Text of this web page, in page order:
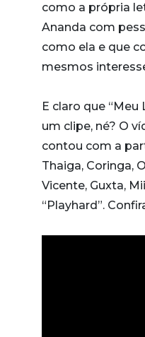
como a própria
Ananda com
como ela e que
mesmos
E claro que
um clipe, né? O
contou com a
Thaiga, Coringa,
Vicente, Guxta,
“Playhard”.